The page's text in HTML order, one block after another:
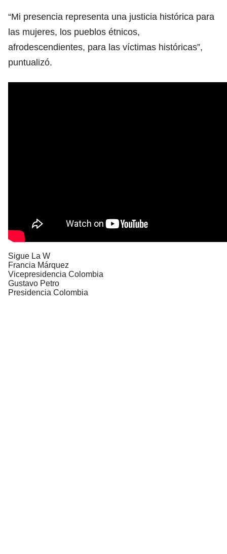
“Mi presencia representa una justicia histórica para
las mujeres, los pueblos étnicos,
afrodescendientes, para las víctimas históricas”,
puntualizó.
Sigue La W
Francia Márquez
Vicepresidencia Colombia
Gustavo Petro
Presidencia Colombia